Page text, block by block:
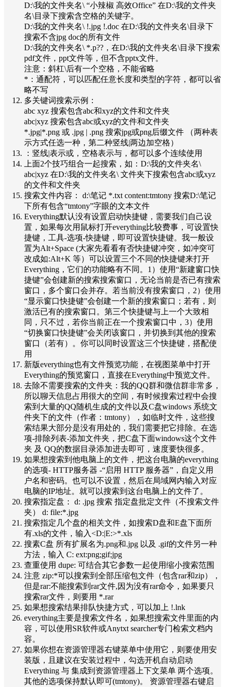
D:\我的文件夹名\ “小辣椒 高效Office” 在D:\我的文件夹
名\目录下搜索含空格的关键字。
D:\我的文件夹名\ !.jpg !.doc 在D:\我的文件夹名\目录下
搜索不含jpg doc的所有文件
D:\我的文件夹名\ *.p??，在D:\我的文件夹名\目录下搜索
pdf文件，ppt文件等，但不含pptx文件。
注意：斜杠\后有一个空格，不能省略
*：通配符，可以匹配任意长度和类型的字符，都可以省
略不写
多关键词搜索示例：
abc xyz 搜索包含abc和xyz的文件和文件夹
abc|xyz 搜索包含abc或xyz的文件和文件夹
*.jpg|*.png 或 .jpg | .png 搜索jpg或png后缀文件 （两种表
示方式任选一种，第二种竖线|两边加空格）
：竖线|表示或，空格表示与，都可以多个连续使用
上面2个技巧组合一起搜索，如：D:\我的文件夹名\
abc|xyz 在D:\我的文件夹名\ 文件夹下搜索包含abc或xyz
的文件和文件夹
搜索文件内容： d:\笔记 *.txt content:tmtony 搜索D:\笔记
下所有包含“tmtony”字眼的文本文件
Everything默认没有设置启动快捷键，需要我们自己设
置，如果每次用鼠标打开everything比较费事，可设置快
捷键，工具-选项-快捷键，即可设置快捷键。我一般设
置为Alt+Space (大家先看看有否快捷键冲突，如冲突可
改成如:Alt+K 等）可以设置三个不同的快捷键来打开
Everything，它们的功能略有不同。1）使用“新建窗口快
捷键”会创建新的搜索搜索窗口，无论当前是否已有搜索
窗口，多个窗口会并存。若当前没有搜索窗口，2）使用
“显示窗口快捷键”会创建一个新的搜索窗口；若有，则
激活已有的搜索窗口。第三个快捷键与上一个大致相
同，只不过，若你当前正在一个搜索窗口中，3）使用
“切换窗口快捷键”会关闭该窗口，并切换到其他的搜索
窗口（若有）。你可以同时设置这三个快捷键，搭配使
用
新版everything也有文件预览功能，在视图菜单中打开
Everything的预览窗口，直接在Everything中预览文件。
去除不需要搜索的文件夹：我的QQ群和微信群非常多，
所以聊天信息占用很大的空间，有时候搜索过程中会搜
索到大量的QQ随机生成的文件以及C盘windows 系统文
件夹下的文件（作者：tmtony），如临时文件，这些搜
索结果大部分是没有用处的，我们需要把它排除。在选
项-排除列表-添加文件夹，把C盘下面windows这个文件
夹 及 QQ的数据目录添加进去即可，速度要快很多。
如果想搜索到他电脑上的文件，把这台电脑的everything
的选项- HTTP服务器 -“启用 HTTP 服务器”，自定义用
户名和密码。也可以不设置，然后在局域网内输入对应
电脑的IP地址。就可以搜索到这台电脑上的文件了。
搜索指定盘： d: .jpg 搜索 指定盘批定文件（不搜索文件
夹） d: file:*.jpg
搜索指定几个盘的相关文件，如搜索D盘和E盘下面所
有.xls的文件，输入<D:|E:>*.xls
搜素C盘 所有扩展名为.png和.jpg 以及 .gif的文件另一种
方法，输入 C: ext:png;gif;jpg
查重使用 dupe: 可结合其它参数一起使用缩小搜索范围
注意 zip:*可以搜索到全部压缩包文件（包含rar和zip），
但是rar:不能搜索到rar文件,因为没有rar命令，如果要只
搜索rar文件，则要用 *.rar
如果想搜索结果排队快捷方式，可以加上 !.lnk
everything主要是搜索文件名，如果想搜索文件里面的内
容，可以使用SR软件或Anytxt searcher专门检索文档内
容。
如果你想在资源管理器右键菜单中使用它，则要使用安
装版，且建议在安装过程中，勾选开机自动启动
Everything 与 集成到资源管理器上下文菜单 两个选项。
其他的选项保持默认即可(tmtony)。 资源管理器右键启